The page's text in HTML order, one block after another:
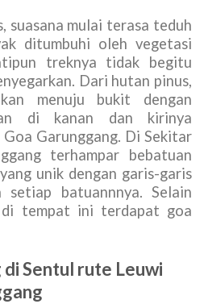
suasana mulai terasa teduh
ditumbuhi oleh vegetasi
treknya tidak begitu
Dari hutan pinus,
menuju bukit dengan
di kanan dan kirinya
Garunggang. Di Sekitar
terhampar bebatuan
unik dengan garis-garis
setiap batuannnya. Selain
di tempat ini terdapat goa
Sentul rute Leuwi